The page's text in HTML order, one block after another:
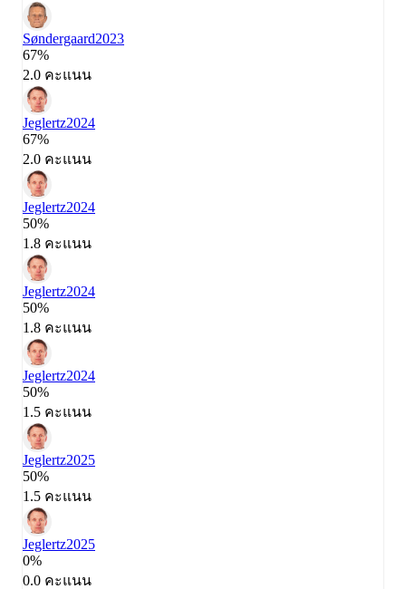
Søndergaard2023
67%
2.0 คะแนน
Jeglertz2024
67%
2.0 คะแนน
Jeglertz2024
50%
1.8 คะแนน
Jeglertz2024
50%
1.8 คะแนน
Jeglertz2024
50%
1.5 คะแนน
Jeglertz2025
50%
1.5 คะแนน
Jeglertz2025
0%
0.0 คะแนน